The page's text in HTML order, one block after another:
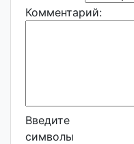
Комментарий:
Введите
символы